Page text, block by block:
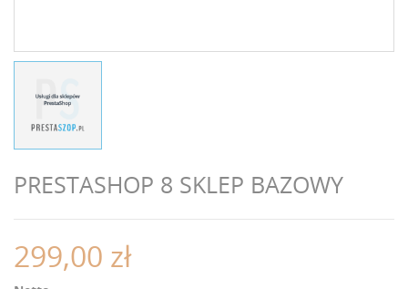
PRESTASHOP 8 SKLEP BAZOWY
299,00 zł